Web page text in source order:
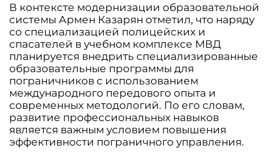
В контексте модернизации образовательной
системы Армен Казарян отметил, что наряду
со специализацией полицейских и
спасателей в учебном комплексе МВД
планируется внедрить специализированные
образовательные программы для
пограничников с использованием
международного передового опыта и
современных методологий. По его словам,
развитие профессиональных навыков
является важным условием повышения
эффективности пограничного управления.